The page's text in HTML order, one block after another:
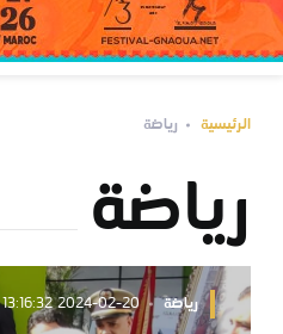
الرئيسية رياضة
رياضة
رياضة 2024-02-20 13:16:32